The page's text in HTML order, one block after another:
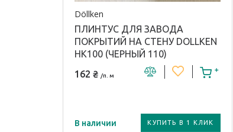
Döllken
ПЛИНТУС ДЛЯ ЗАВОДА
ПОКРЫТИЙ НА СТЕНУ DOLLKEN
HK100 (ЧЕРНЫЙ 110)
162 ₴ /п. м
В наличии КУПИТЬ В 1 КЛИК